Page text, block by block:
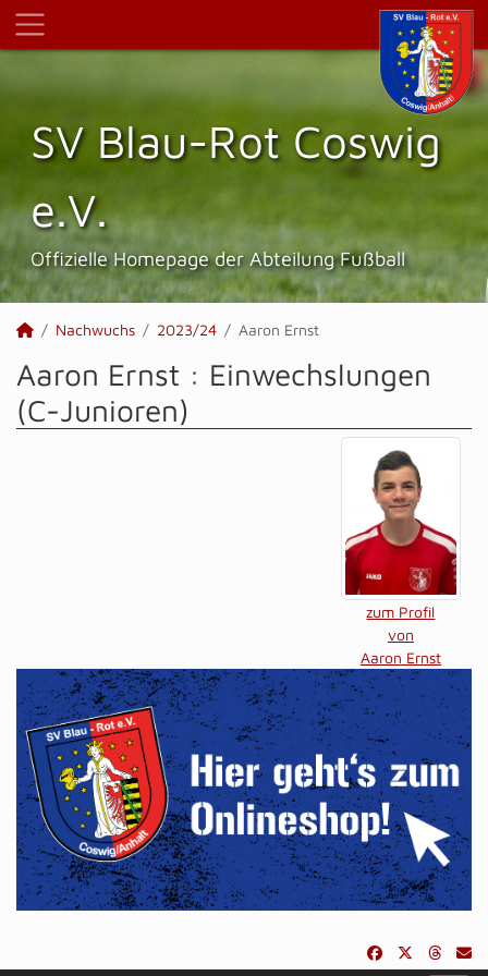
SV Blau-Rot Coswig
e.V.
Offizielle Homepage der Abteilung Fußball
Nachwuchs 2023/24 Aaron Ernst
Aaron Ernst : Einwechslungen
(C-Junioren)
zum Profil
von
Aaron Ernst